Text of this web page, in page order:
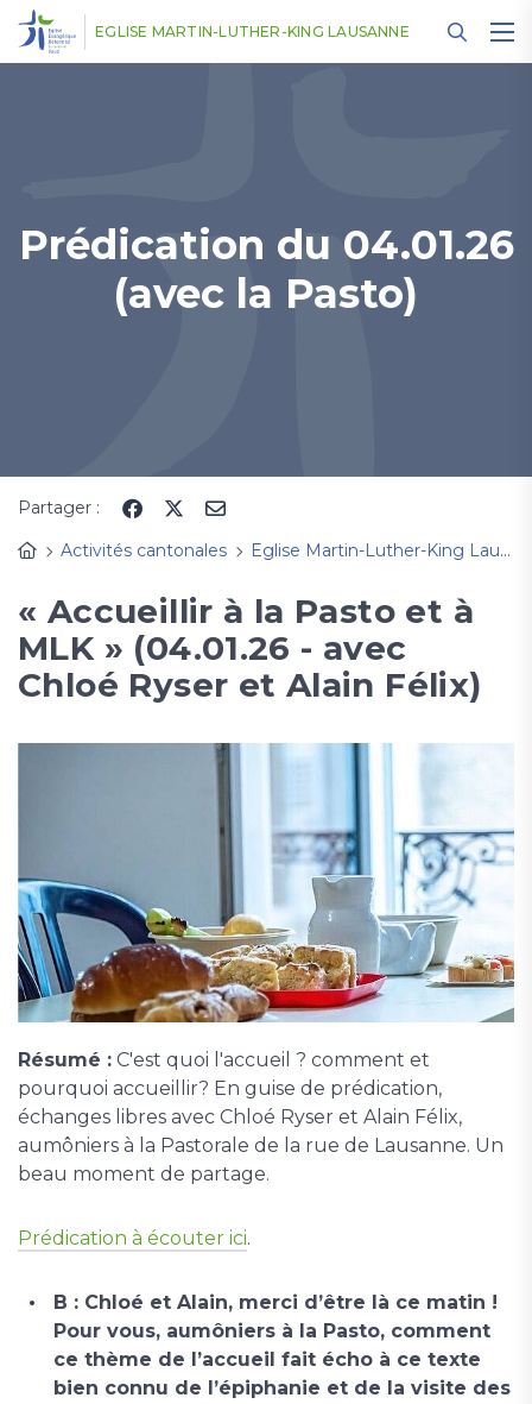
EGLISE MARTIN-LUTHER-KING LAUSANNE
Prédication du 04.01.26
(avec la Pasto)
Partager :
Activités cantonales
Eglise Martin-Luther-King Lausanne
« Accueillir à la Pasto et à
MLK » (04.01.26 - avec
Chloé Ryser et Alain Félix)
Résumé : C'est quoi l'accueil ? comment et
pourquoi accueillir? En guise de prédication,
échanges libres avec Chloé Ryser et Alain Félix,
aumôniers à la Pastorale de la rue de Lausanne. Un
beau moment de partage.
Prédication à écouter ici.
B : Chloé et Alain, merci d’être là ce matin !
Pour vous, aumôniers à la Pasto, comment
ce thème de l’accueil fait écho à ce texte
bien connu de l’épiphanie et de la visite des
Panneau de gestion des cookies